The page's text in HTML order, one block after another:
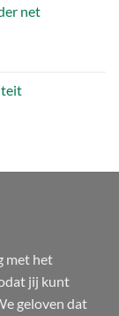
net
met het
jij kunt
geloven dat